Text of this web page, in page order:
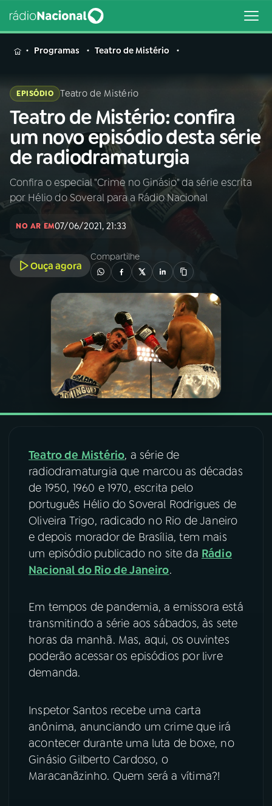
MENU
Buscar
na
Rádio
Nacional
Buscar
AO VIVO
INÍCIO
A RÁDIO
PROGRAMAÇÃO
PROGRAMAS
PODCASTS
07ÚLTIMAS
08FESTIVAL DE MÚSICA
ACOMPANHE A RÁDIO NACIONAL
YouTube Facebook
TikTok
Programas Teatro de Mistério
EPISÓDIO Teatro de Mistério
Teatro de Mistério: confira
um novo episódio desta série
de radiodramaturgia
Confira o especial "Crime no Ginásio" da série escrita
por Hélio do Soveral para a Rádio Nacional
NO AR EM07/06/2021, 21:33
Ouça agora
Compartilhe
Teatro de Mistério, a série de
radiodramaturgia que marcou as décadas
de 1950, 1960 e 1970, escrita pelo
português Hélio do Soveral Rodrigues de
Oliveira Trigo, radicado no Rio de Janeiro
e depois morador de Brasília, tem mais
um episódio publicado no site da Rádio
Nacional do Rio de Janeiro.
Em tempos de pandemia, a emissora está
transmitindo a série aos sábados, às sete
horas da manhã. Mas, aqui, os ouvintes
poderão acessar os episódios por livre
demanda.
Inspetor Santos recebe uma carta
anônima, anunciando um crime que irá
acontecer durante uma luta de boxe, no
Ginásio Gilberto Cardoso, o
Maracanãzinho. Quem será a vítima?!